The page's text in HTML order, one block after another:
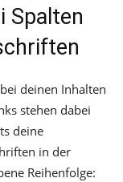
Spalten
deinen Inhalten
stehen dabei
deine
in der
Reihenfolge: